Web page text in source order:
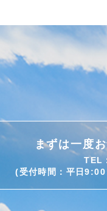
まずは一度
TEL
(受付時間：平日